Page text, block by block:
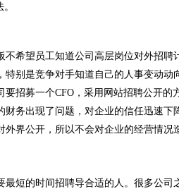
希望员工知道公司高层岗位对外招聘
别是竞争对手知道自己的人事变动动
招募一个CFO，采用网站招聘公开的
务出现了问题，对企业的信任迅速下
界公开，所以不会对企业的经营情况
短的时间招聘导合适的人。很多公司